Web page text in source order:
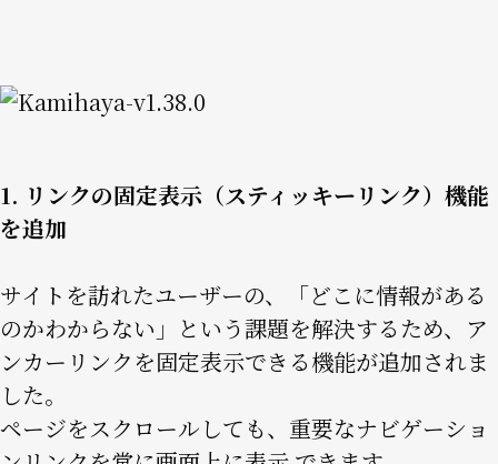
Image
1. リンクの固定表示（スティッキーリンク）機能
を追加
サイトを訪れたユーザーの、「どこに情報がある
のかわからない」という課題を解決するため、ア
ンカーリンクを固定表示できる機能が追加されま
した。
ページをスクロールしても、重要なナビゲーショ